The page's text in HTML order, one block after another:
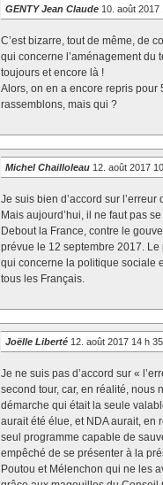
GENTY Jean Claude 10. août 2017
C’est bizarre, tout de même, de
qui concerne l’aménagement du
toujours et encore là !
Alors, on en a encore repris pour
rassemblons, mais qui ?
Michel Chailloleau 12. août 2017
Je suis bien d’accord sur
Mais aujourd’hui, il ne faut pas
Debout la France, contre le
prévue le 12 septembre 2017.
qui concerne la politique sociale
tous les Français.
Joëlle Liberté 12. août 2017 14 h
Je ne suis pas d’accord sur «
second tour, car, en réalité, nous
démarche qui était la seule
aurait été élue, et NDA aurait, en
seul programme capable de
empêché de se présenter à la
Poutou et Mélenchon qui ne les